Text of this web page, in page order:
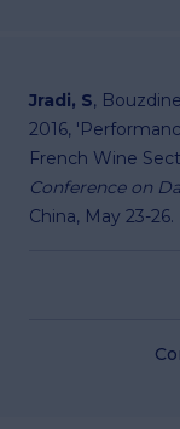
Jradi, S,
2016,
French Wine
Conference on
China, May 23-26.